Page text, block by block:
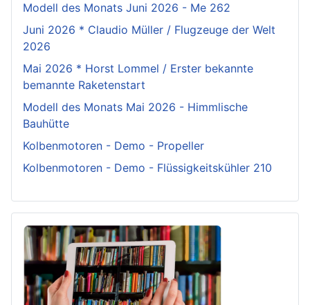
Modell des Monats Juni 2026 - Me 262
Juni 2026 * Claudio Müller / Flugzeuge der Welt
2026
Mai 2026 * Horst Lommel / Erster bekannte
bemannte Raketenstart
Modell des Monats Mai 2026 - Himmlische
Bauhütte
Kolbenmotoren - Demo - Propeller
Kolbenmotoren - Demo - Flüssigkeitskühler 210